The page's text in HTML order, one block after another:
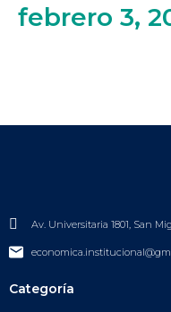
febrero 3,
Av. Universitaria 1801, San
Categoría